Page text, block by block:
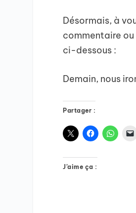
Désormais, à
commentaire
ci-dessous :
Demain, nous
Partager :
J’aime ça :